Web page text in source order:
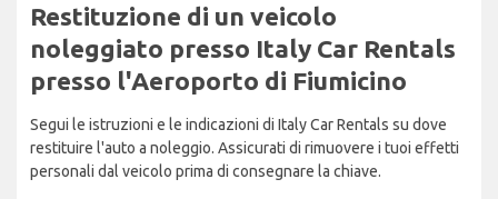
Restituzione di un veicolo
noleggiato presso Italy Car Rentals
presso l'Aeroporto di Fiumicino
Segui le istruzioni e le indicazioni di Italy Car Rentals su dove
restituire l'auto a noleggio. Assicurati di rimuovere i tuoi effetti
personali dal veicolo prima di consegnare la chiave.